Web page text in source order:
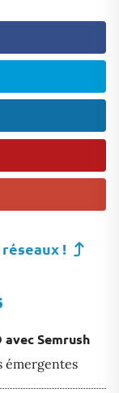
!
Semrush
émergentes